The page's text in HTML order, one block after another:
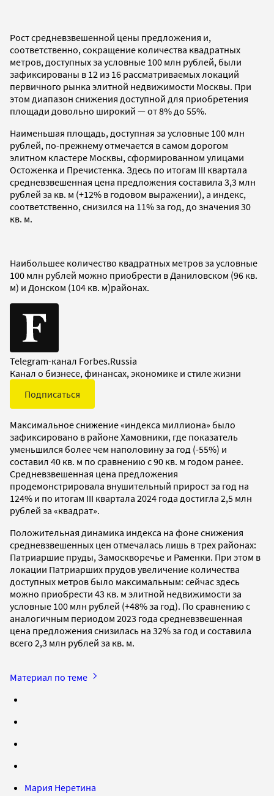
Рост средневзвешенной цены предложения и,
соответственно, сокращение количества квадратных
метров, доступных за условные 100 млн рублей, были
зафиксированы в 12 из 16 рассматриваемых локаций
первичного рынка элитной недвижимости Москвы. При
этом диапазон снижения доступной для приобретения
площади довольно широкий — от 8% до 55%.
Наименьшая площадь, доступная за условные 100 млн
рублей, по-прежнему отмечается в самом дорогом
элитном кластере Москвы, сформированном улицами
Остоженка и Пречистенка. Здесь по итогам III квартала
средневзвешенная цена предложения составила 3,3 млн
рублей за кв. м (+12% в годовом выражении), а индекс,
соответственно, снизился на 11% за год, до значения 30
кв. м.
Наибольшее количество квадратных метров за условные
100 млн рублей можно приобрести в Даниловском (96 кв.
м) и Донском (104 кв. м)районах.
Telegram-канал Forbes.Russia
Канал о бизнесе, финансах, экономике и стиле жизни
Подписаться
Максимальное снижение «индекса миллиона» было
зафиксировано в районе Хамовники, где показатель
уменьшился более чем наполовину за год (-55%) и
составил 40 кв. м по сравнению с 90 кв. м годом ранее.
Средневзвешенная цена предложения
продемонстрировала внушительный прирост за год на
124% и по итогам III квартала 2024 года достигла 2,5 млн
рублей за «квадрат».
Положительная динамика индекса на фоне снижения
средневзвешенных цен отмечалась лишь в трех районах:
Патриаршие пруды, Замоскворечье и Раменки. При этом в
локации Патриарших прудов увеличение количества
доступных метров было максимальным: сейчас здесь
можно приобрести 43 кв. м элитной недвижимости за
условные 100 млн рублей (+48% за год). По сравнению с
аналогичным периодом 2023 года средневзвешенная
цена предложения снизилась на 32% за год и составила
всего 2,3 млн рублей за кв. м.
Материал по теме
Мария Неретина